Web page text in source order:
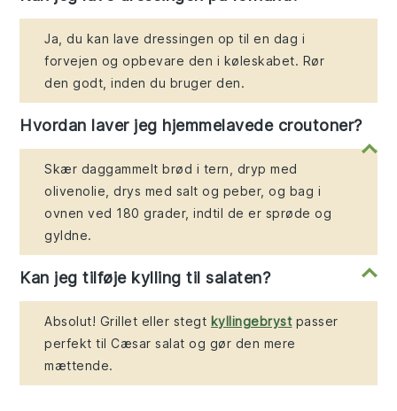
Ja, du kan lave dressingen op til en dag i
forvejen og opbevare den i køleskabet. Rør
den godt, inden du bruger den.
Hvordan laver jeg hjemmelavede croutoner?
Skær daggammelt brød i tern, dryp med
olivenolie, drys med salt og peber, og bag i
ovnen ved 180 grader, indtil de er sprøde og
gyldne.
Kan jeg tilføje kylling til salaten?
Absolut! Grillet eller stegt kyllingebrystpasser
perfekt til Cæsar salat og gør den mere
mættende.